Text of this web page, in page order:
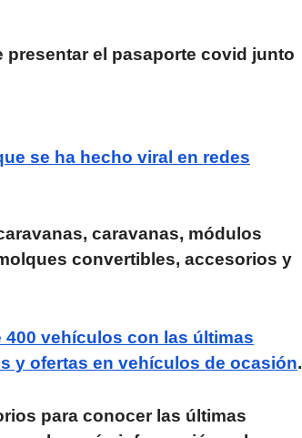
presentar el pasaporte covid junto
se ha hecho viral en redes
caravanas, módulos
convertibles, accesorios y
vehículos con las últimas
y ofertas en vehículos de ocasión.
para conocer las últimas